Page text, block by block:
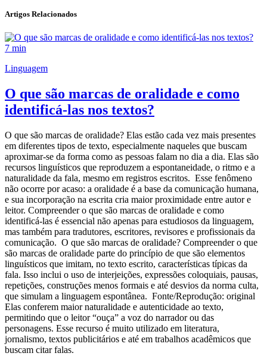
Artigos Relacionados
7 min
Linguagem
O que são marcas de oralidade e como
identificá-las nos textos?
O que são marcas de oralidade? Elas estão cada vez mais presentes
em diferentes tipos de texto, especialmente naqueles que buscam
aproximar-se da forma como as pessoas falam no dia a dia. Elas são
recursos linguísticos que reproduzem a espontaneidade, o ritmo e a
naturalidade da fala, mesmo em registros escritos. Esse fenômeno
não ocorre por acaso: a oralidade é a base da comunicação humana,
e sua incorporação na escrita cria maior proximidade entre autor e
leitor. Compreender o que são marcas de oralidade e como
identificá-las é essencial não apenas para estudiosos da linguagem,
mas também para tradutores, escritores, revisores e profissionais da
comunicação. O que são marcas de oralidade? Compreender o que
são marcas de oralidade parte do princípio de que são elementos
linguísticos que imitam, no texto escrito, características típicas da
fala. Isso inclui o uso de interjeições, expressões coloquiais, pausas,
repetições, construções menos formais e até desvios da norma culta,
que simulam a linguagem espontânea. Fonte/Reprodução: original
Elas conferem maior naturalidade e autenticidade ao texto,
permitindo que o leitor “ouça” a voz do narrador ou das
personagens. Esse recurso é muito utilizado em literatura,
jornalismo, textos publicitários e até em trabalhos acadêmicos que
buscam citar falas.